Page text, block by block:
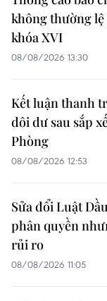
không thường
khóa XVI
08/08/2026 13:30
Kết luận thanh
dôi dư sau sắp
Phòng
08/08/2026 12:53
Sửa đổi Luật
phân quyền
rủi ro
08/08/2026 11:05